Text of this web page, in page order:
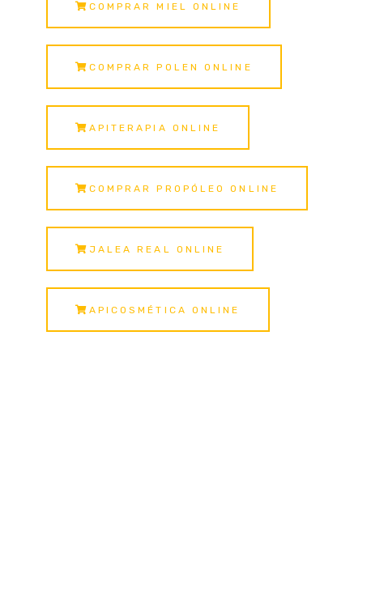
COMPRAR MIEL ONLINE
COMPRAR POLEN ONLINE
APITERAPIA ONLINE
COMPRAR PROPÓLEO ONLINE
JALEA REAL ONLINE
APICOSMÉTICA ONLINE